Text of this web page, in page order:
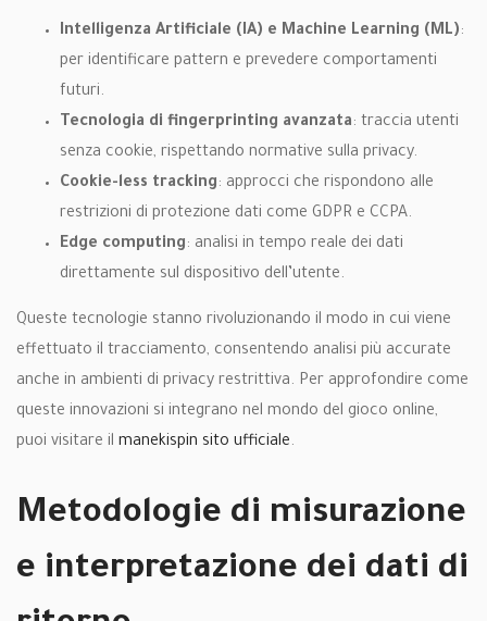
Intelligenza Artificiale (IA) e Machine Learning (ML):
per identificare pattern e prevedere comportamenti
futuri.
Tecnologia di fingerprinting avanzata: traccia utenti
senza cookie, rispettando normative sulla privacy.
Cookie-less tracking: approcci che rispondono alle
restrizioni di protezione dati come GDPR e CCPA.
Edge computing: analisi in tempo reale dei dati
direttamente sul dispositivo dell’utente.
Queste tecnologie stanno rivoluzionando il modo in cui viene
effettuato il tracciamento, consentendo analisi più accurate
anche in ambienti di privacy restrittiva. Per approfondire come
queste innovazioni si integrano nel mondo del gioco online,
puoi visitare il manekispin sito ufficiale.
Metodologie di misurazione
e interpretazione dei dati di